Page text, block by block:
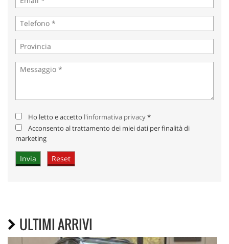
Ho letto e accetto l'informativa privacy*
Acconsento al trattamento dei miei dati per finalità di
marketing
ULTIMI ARRIVI